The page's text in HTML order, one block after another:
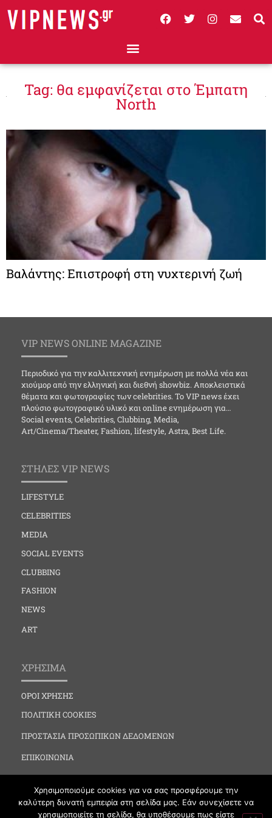
Tag: θα εμφανίζεται στο Έμπατη
North
Βαλάντης: Επιστροφή στη νυχτερινή ζωή
VIP NEWS ONLINE MAGAZINE
Περιοδικό για την καλλιτεχνική ενημέρωση με πολλά νέα και
χιούμορ από την ελληνική και διεθνή showbiz. Αποκλειστικά
θέματα και φωτογραφίες των celebrities. Το VIP news έχει
πλούσιο φωτογραφικό υλικό και online ενημέρωση για…
Social events, Celebrities, Clubbing, Media,
Art/Cinema/Theater, Fashion, lifestyle, Astra, Best Life.
ΣΤΗΛΕΣ VIP NEWS
LIFESTYLE
CELEBRITIES
MEDIA
SOCIAL EVENTS
CLUBBING
FASHION
NEWS
ART
ΧΡΗΣΙΜΑ
ΟΡΟΙ ΧΡΗΣΗΣ
ΠΟΛΙΤΙΚΗ COOKIES
ΠΡΟΣΤΑΣΙΑ ΠΡΟΣΩΠΙΚΩΝ ΔΕΔΟΜΕΝΩΝ
ΕΠΙΚΟΙΝΩΝΙΑ
Χρησιμοποιούμε cookies για να σας προσφέρουμε την
καλύτερη δυνατή εμπειρία στη σελίδα μας. Εάν συνεχίσετε να
χρησιμοποιείτε τη σελίδα, θα υποθέσουμε πως είστε